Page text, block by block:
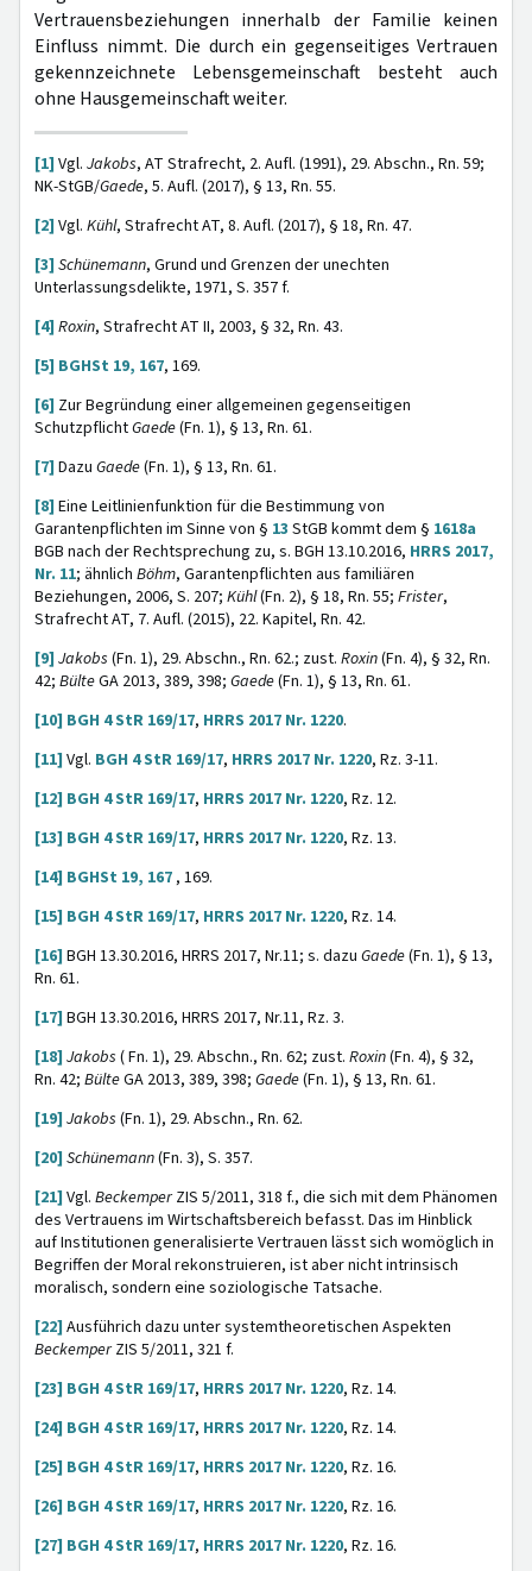
Vertrauensbeziehungen innerhalb der Familie keinen
Einfluss nimmt. Die durch ein gegenseitiges Vertrauen
gekennzeichnete Lebensgemeinschaft besteht auch
ohne Hausgemeinschaft weiter.
[1] Vgl. Jakobs, AT Strafrecht, 2. Aufl. (1991), 29. Abschn., Rn. 59;
NK-StGB/Gaede, 5. Aufl. (2017), § 13, Rn. 55.
[2] Vgl. Kühl, Strafrecht AT, 8. Aufl. (2017), § 18, Rn. 47.
[3] Schünemann, Grund und Grenzen der unechten
Unterlassungsdelikte, 1971, S. 357 f.
[4] Roxin, Strafrecht AT II, 2003, § 32, Rn. 43.
[5] BGHSt 19, 167, 169.
[6] Zur Begründung einer allgemeinen gegenseitigen
SchutzpflichtGaede(Fn. 1), § 13, Rn. 61.
[7] Dazu Gaede(Fn. 1), § 13, Rn. 61.
[8] Eine Leitlinienfunktion für die Bestimmung von
Garantenpflichten im Sinne von § 13 StGB kommt dem § 1618a
BGB nach der Rechtsprechung zu, s. BGH 13.10.2016, HRRS 2017,
Nr. 11; ähnlich Böhm, Garantenpflichten aus familiären
Beziehungen, 2006, S. 207; Kühl(Fn. 2), § 18, Rn. 55; Frister,
Strafrecht AT, 7. Aufl. (2015), 22. Kapitel, Rn. 42.
[9] Jakobs (Fn. 1), 29. Abschn., Rn. 62.; zust. Roxin(Fn. 4), § 32, Rn.
42; BülteGA 2013, 389, 398; Gaede(Fn. 1), § 13, Rn. 61.
[10] BGH 4 StR 169/17, HRRS 2017 Nr. 1220.
[11] Vgl. BGH 4 StR 169/17, HRRS 2017 Nr. 1220, Rz. 3-11.
[12] BGH 4 StR 169/17, HRRS 2017 Nr. 1220, Rz. 12.
[13] BGH 4 StR 169/17, HRRS 2017 Nr. 1220, Rz. 13.
[14] BGHSt 19, 167 , 169.
[15] BGH 4 StR 169/17, HRRS 2017 Nr. 1220, Rz. 14.
[16] BGH 13.30.2016, HRRS 2017, Nr.11; s. dazu Gaede(Fn. 1), § 13,
Rn. 61.
[17] BGH 13.30.2016, HRRS 2017, Nr.11, Rz. 3.
[18] Jakobs ( Fn. 1), 29. Abschn., Rn. 62; zust. Roxin(Fn. 4), § 32,
Rn. 42; BülteGA 2013, 389, 398; Gaede(Fn. 1), § 13, Rn. 61.
[19] Jakobs (Fn. 1), 29. Abschn., Rn. 62.
[20] Schünemann(Fn. 3), S. 357.
[21] Vgl. BeckemperZIS 5/2011, 318 f., die sich mit dem Phänomen
des Vertrauens im Wirtschaftsbereich befasst. Das im Hinblick
auf Institutionen generalisierte Vertrauen lässt sich womöglich in
Begriffen der Moral rekonstruieren, ist aber nicht intrinsisch
moralisch, sondern eine soziologische Tatsache.
[22] Ausführich dazu unter systemtheoretischen Aspekten
BeckemperZIS 5/2011, 321 f.
[23] BGH 4 StR 169/17, HRRS 2017 Nr. 1220, Rz. 14.
[24] BGH 4 StR 169/17, HRRS 2017 Nr. 1220, Rz. 14.
[25] BGH 4 StR 169/17, HRRS 2017 Nr. 1220, Rz. 16.
[26] BGH 4 StR 169/17, HRRS 2017 Nr. 1220, Rz. 16.
[27] BGH 4 StR 169/17, HRRS 2017 Nr. 1220, Rz. 16.